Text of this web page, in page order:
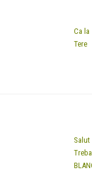
Ca la
Tere
Salut